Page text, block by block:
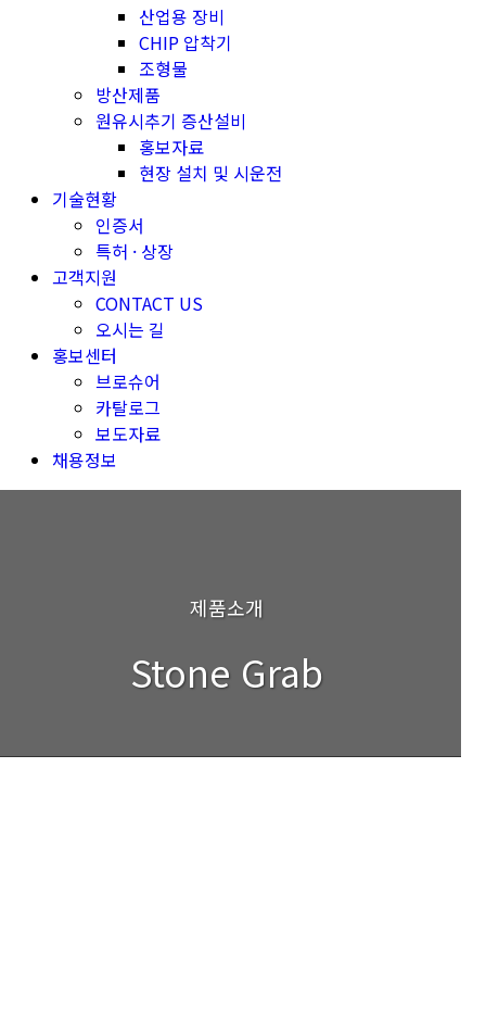
산업용 장비
CHIP 압착기
조형물
방산제품
원유시추기 증산설비
홍보자료
현장 설치 및 시운전
기술현황
인증서
특허 · 상장
고객지원
CONTACT US
오시는 길
홍보센터
브로슈어
카탈로그
보도자료
채용정보
제품소개
Stone Grab